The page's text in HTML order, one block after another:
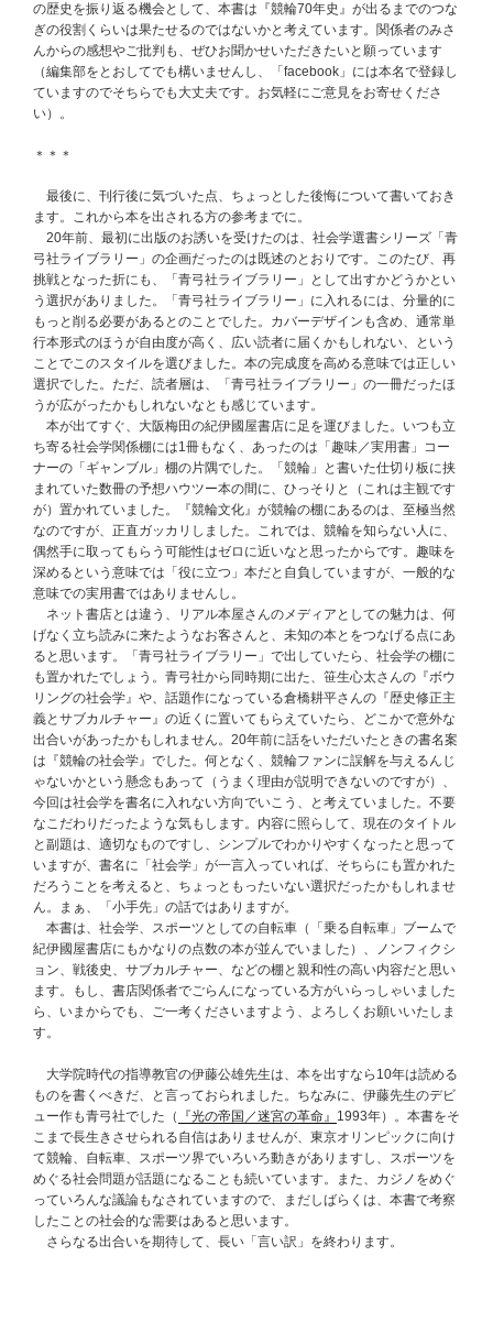
の歴史を振り返る機会として、本書は『競輪70年史』が出るまでのつな
ぎの役割くらいは果たせるのではないかと考えています。関係者のみさ
んからの感想やご批判も、ぜひお聞かせいただきたいと願っています
（編集部をとおしてでも構いませんし、「facebook」には本名で登録し
ていますのでそちらでも大丈夫です。お気軽にご意見をお寄せくださ
い）。
＊＊＊
最後に、刊行後に気づいた点、ちょっとした後悔について書いておき
ます。これから本を出される方の参考までに。
20年前、最初に出版のお誘いを受けたのは、社会学選書シリーズ「青
弓社ライブラリー」の企画だったのは既述のとおりです。このたび、再
挑戦となった折にも、「青弓社ライブラリー」として出すかどうかとい
う選択がありました。「青弓社ライブラリー」に入れるには、分量的に
もっと削る必要があるとのことでした。カバーデザインも含め、通常単
行本形式のほうが自由度が高く、広い読者に届くかもしれない、という
ことでこのスタイルを選びました。本の完成度を高める意味では正しい
選択でした。ただ、読者層は、「青弓社ライブラリー」の一冊だったほ
うが広がったかもしれないなとも感じています。
本が出てすぐ、大阪梅田の紀伊國屋書店に足を運びました。いつも立
ち寄る社会学関係棚には1冊もなく、あったのは「趣味／実用書」コー
ナーの「ギャンブル」棚の片隅でした。「競輪」と書いた仕切り板に挟
まれていた数冊の予想ハウツー本の間に、ひっそりと（これは主観です
が）置かれていました。『競輪文化』が競輪の棚にあるのは、至極当然
なのですが、正直ガッカリしました。これでは、競輪を知らない人に、
偶然手に取ってもらう可能性はゼロに近いなと思ったからです。趣味を
深めるという意味では「役に立つ」本だと自負していますが、一般的な
意味での実用書ではありませんし。
ネット書店とは違う、リアル本屋さんのメディアとしての魅力は、何
げなく立ち読みに来たようなお客さんと、未知の本とをつなげる点にあ
ると思います。「青弓社ライブラリー」で出していたら、社会学の棚に
も置かれたでしょう。青弓社から同時期に出た、笹生心太さんの『ボウ
リングの社会学』や、話題作になっている倉橋耕平さんの『歴史修正主
義とサブカルチャー』の近くに置いてもらえていたら、どこかで意外な
出合いがあったかもしれません。20年前に話をいただいたときの書名案
は『競輪の社会学』でした。何となく、競輪ファンに誤解を与えるんじ
ゃないかという懸念もあって（うまく理由が説明できないのですが）、
今回は社会学を書名に入れない方向でいこう、と考えていました。不要
なこだわりだったような気もします。内容に照らして、現在のタイトル
と副題は、適切なものですし、シンプルでわかりやすくなったと思って
いますが、書名に「社会学」が一言入っていれば、そちらにも置かれた
だろうことを考えると、ちょっともったいない選択だったかもしれませ
ん。まぁ、「小手先」の話ではありますが。
本書は、社会学、スポーツとしての自転車（「乗る自転車」ブームで
紀伊國屋書店にもかなりの点数の本が並んでいました）、ノンフィクシ
ョン、戦後史、サブカルチャー、などの棚と親和性の高い内容だと思い
ます。もし、書店関係者でごらんになっている方がいらっしゃいました
ら、いまからでも、ご一考くださいますよう、よろしくお願いいたしま
す。
大学院時代の指導教官の伊藤公雄先生は、本を出すなら10年は読める
ものを書くべきだ、と言っておられました。ちなみに、伊藤先生のデビ
ュー作も青弓社でした（
『光の帝国／迷宮の革命』 1993年）。本書をそ
こまで長生きさせられる自信はありませんが、東京オリンピックに向け
て競輪、自転車、スポーツ界でいろいろ動きがありますし、スポーツを
めぐる社会問題が話題になることも続いています。また、カジノをめぐ
っていろんな議論もなされていますので、まだしばらくは、本書で考察
したことの社会的な需要はあると思います。
さらなる出合いを期待して、長い「言い訳」を終わります。